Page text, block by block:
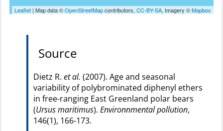
Leaflet | Map data ©OpenStreetMapcontributors, CC-BY-SA, Imagery ©Mapbox
Source
Dietz R. et al. (2007). Age and seasonal
variability of polybrominated diphenyl ethers
in free-ranging East Greenland polar bears
(Ursus maritimus). Environnmental pollution,
146(1), 166-173.